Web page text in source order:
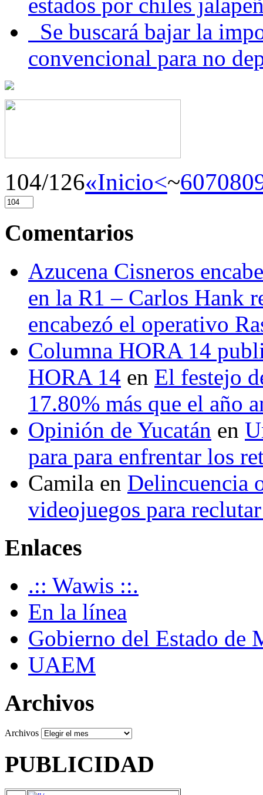
Se buscará bajar la
convencional para no
104/126«Inicio<~607080
Comentarios
Azucena Cisneros
en la R1 – Carlos Hank
encabezó el operativo
Columna HORA 14
HORA 14 en El festejo
17.80% más que el año
Opinión de Yucatán en
para para enfrentar los
Camila en Delincuencia
videojuegos para
Enlaces
.:: Wawis ::.
En la línea
Gobierno del Estado de
UAEM
Archivos
Archivos
PUBLICIDAD